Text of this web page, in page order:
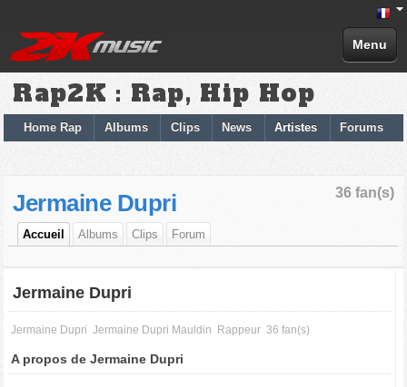
Menu
Rap2K : Rap, Hip Hop
Home Rap Albums Clips News Artistes Forums
36 fan(s)
Jermaine Dupri
Accueil Albums Clips Forum
Jermaine Dupri
Jermaine Dupri Jermaine Dupri Mauldin Rappeur 36 fan(s)
A propos de Jermaine Dupri